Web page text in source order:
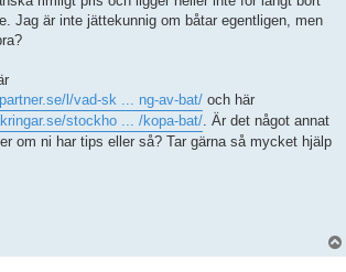
Jag är inte jättekunnig om båtar egentligen, men
l/vad-sk ... ng-av-bat/ och här
stockho ... /kopa-bat/. Är det något annat
om ni har tips eller så? Tar gärna så mycket hjälp